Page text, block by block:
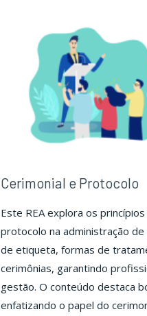
Cerimonial e Protocolo
Este REA explora os
protocolo na administração
de etiqueta, formas de
cerimônias, garantindo
gestão. O conteúdo destaca
enfatizando o papel do